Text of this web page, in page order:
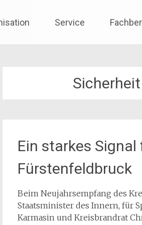
Service
Ein starkes
Fürstenfeldbruck
Beim Neujahrsempfang des
Staatsminister des Innern, für
Karmasin und Kreisbrandrat